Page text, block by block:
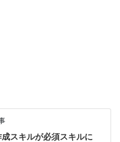
スキルが必須スキルに